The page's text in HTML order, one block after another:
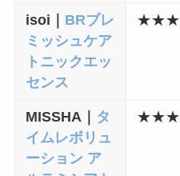
isoi｜ BRブレ
ミッシュケア
トニックエッ
センス
★★★
MISSHA｜ タ
イムレボリュ
ーション ア
★★★